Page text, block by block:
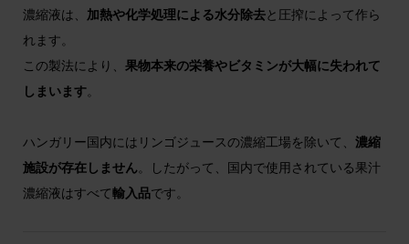
濃縮液は、 加熱や化学処理による水分除去と圧搾によって作ら
れます。
この製法により、 果物本来の栄養やビタミンが大幅に失われて
しまいます。
ハンガリー国内にはリンゴジュースの濃縮工場を除いて、 濃縮
施設が存在しません。したがって、国内で使用されている果汁
濃縮液はすべて輸入品です。